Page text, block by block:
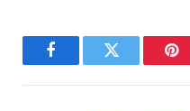
FacebookTwitter